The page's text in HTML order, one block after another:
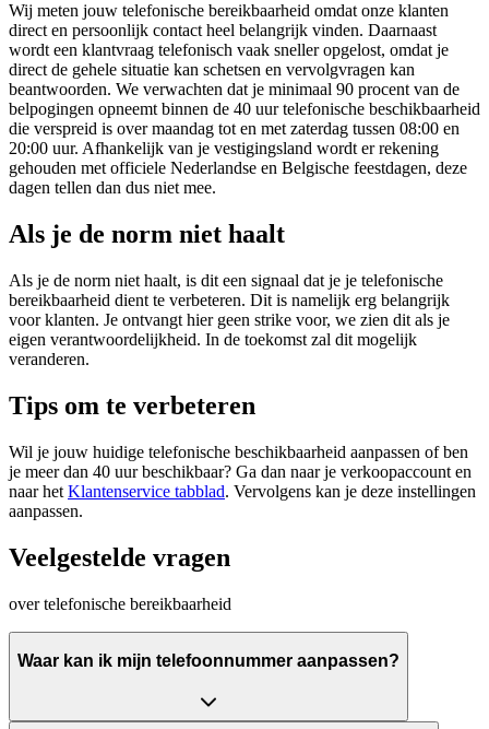
Wij meten jouw telefonische bereikbaarheid omdat onze klanten
direct en persoonlijk contact heel belangrijk vinden. Daarnaast
wordt een klantvraag telefonisch vaak sneller opgelost, omdat je
direct de gehele situatie kan schetsen en vervolgvragen kan
beantwoorden. We verwachten dat je minimaal 90 procent van de
belpogingen opneemt binnen de 40 uur telefonische beschikbaarheid
die verspreid is over maandag tot en met zaterdag tussen 08:00 en
20:00 uur. Afhankelijk van je vestigingsland wordt er rekening
gehouden met officiele Nederlandse en Belgische feestdagen, deze
dagen tellen dan dus niet mee.
Als je de norm niet haalt
Als je de norm niet haalt, is dit een signaal dat je je telefonische
bereikbaarheid dient te verbeteren. Dit is namelijk erg belangrijk
voor klanten. Je ontvangt hier geen strike voor, we zien dit als je
eigen verantwoordelijkheid. In de toekomst zal dit mogelijk
veranderen.
Tips om te verbeteren
Wil je jouw huidige telefonische beschikbaarheid aanpassen of ben
je meer dan 40 uur beschikbaar? Ga dan naar je verkoopaccount en
naar het Klantenservice tabblad. Vervolgens kan je deze instellingen
aanpassen.
Veelgestelde vragen
over telefonische bereikbaarheid
Waar kan ik mijn telefoonnummer aanpassen?